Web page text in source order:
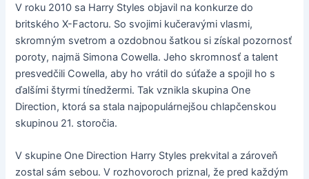
V roku 2010 sa Harry Styles objavil na konkurze do
britského X-Factoru. So svojimi kučeravými vlasmi,
skromným svetrom a ozdobnou šatkou si získal pozornosť
poroty, najmä Simona Cowella. Jeho skromnosť a talent
presvedčili Cowella, aby ho vrátil do súťaže a spojil ho s
ďalšími štyrmi tínedžermi. Tak vznikla skupina One
Direction, ktorá sa stala najpopulárnejšou chlapčenskou
skupinou 21. storočia.
V skupine One Direction Harry Styles prekvital a zároveň
zostal sám sebou. V rozhovoroch priznal, že pred každým